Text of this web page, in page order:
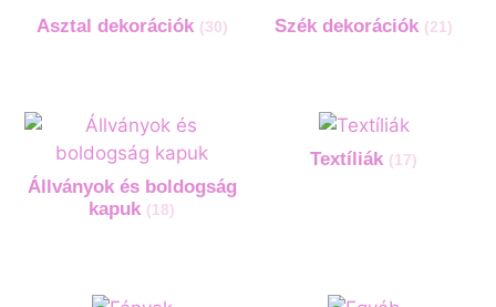
Asztal dekorációk (30) Szék dekorációk (21)
Állványok és boldogság
kapuk (18)
Textíliák (17)